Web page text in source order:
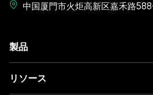
製品
リソース
中国厦門市火炬高新区嘉禾路